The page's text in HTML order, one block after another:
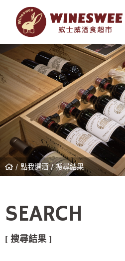
點我選酒 搜尋結果
SEARCH
[ 搜尋結果 ]